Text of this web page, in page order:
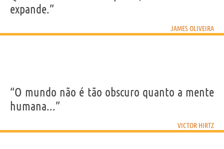
expande.”
JAMES OLIVEIRA
“O mundo não é tão obscuro quanto a mente
humana...”
VICTOR HIRTZ